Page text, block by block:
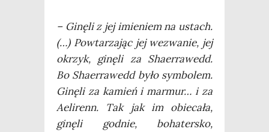
– Ginę­li z jej imie­niem na ustach.
(…) Powta­rza­jąc jej wezwa­nie, jej
okrzyk, ginę­li za Sha­er­ra­wedd.
Bo Sha­er­ra­wedd było sym­bo­lem.
Ginę­li za kamień i mar­mur… i za
Aeli­renn. Tak jak im obie­ca­ła,
ginę­li god­nie, boha­ter­sko,